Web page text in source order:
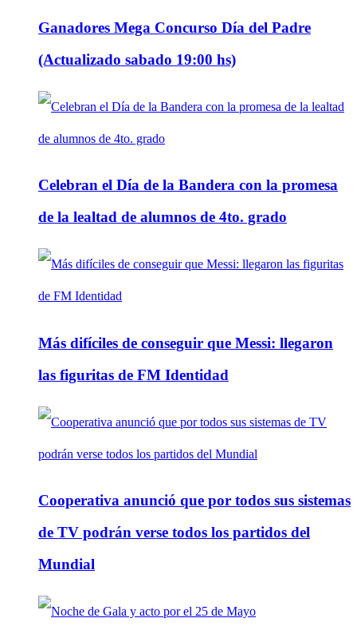
Ganadores Mega Concurso Día del Padre
(Actualizado sabado 19:00 hs)
Celebran el Día de la Bandera con la promesa
de la lealtad de alumnos de 4to. grado
Más difíciles de conseguir que Messi: llegaron
las figuritas de FM Identidad
Cooperativa anunció que por todos sus sistemas
de TV podrán verse todos los partidos del
Mundial